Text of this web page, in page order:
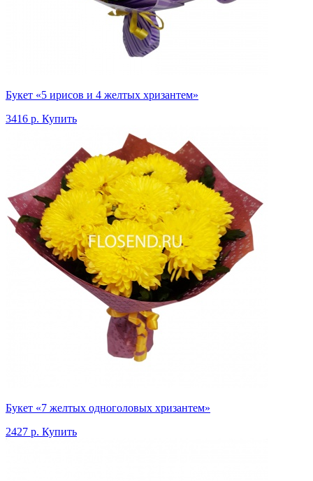
Букет «5 ирисов и 4 желтых хризантем»
3416 р. Купить
Букет «7 желтых одноголовых хризантем»
2427 р. Купить